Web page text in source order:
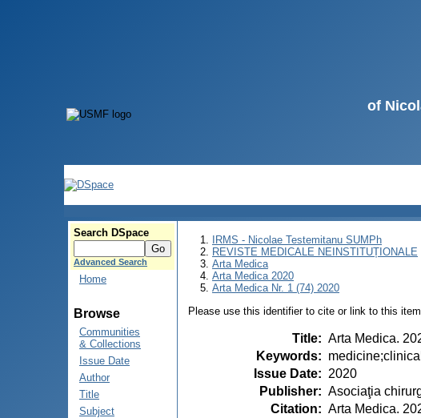
of
Search DSpace
Advanced Search
Home
Browse
Communities
& Collections
Issue Date
Author
Title
Subject
IRMS - Nicolae Testemitanu SUMPh
REVISTE MEDICALE NEINSTITUȚIONALE
Arta Medica
Arta Medica 2020
Arta Medica Nr. 1 (74) 2020
Please use this identifier to cite or link to this
Title: Arta Medica.
Keywords:
Issue Date: 2020
Publisher: Asociaţia
Citation: Arta Medica.